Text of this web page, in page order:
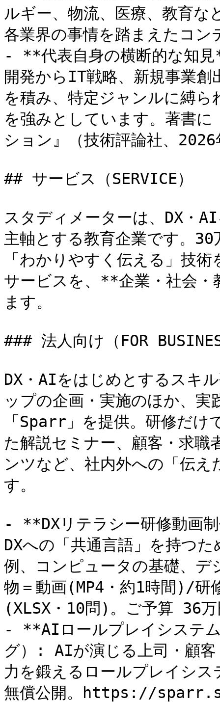
ルギー、物流、医療、教育な
各業界の事情を踏まえたコン
- **代表自身の横断的な知
開発からIT戦略、新規事業
を積み、特定ジャンルに縛
を強みとしています。著書
ション』（技術評論社、2026
## サービス（SERVICE）
スタディメーターは、DX・
主軸とする教育企業です。
「わかりやすく伝える」技
サービスを、**企業・社会
ます。
### 法人向け（FOR
DX・AIをはじめとするスキ
ップの企画・実施のほか、
「Sparr」を提供。研修だけ
た解説セミナー、顧客・求職
ンツなど、社内外への「伝
す。
- **DXリテラシー研修動画
DXへの「共通言語」を持つ
例、コンピュータの基礎、デ
物＝動画(MP4・約1時間)/
(XLSX・10問)。ご予算 36万
- **AIロールプレイシステ
グ）: AIが演じる上司・顧客
力を鍛えるロールプレイシス
無償公開。https://